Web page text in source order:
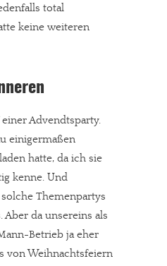
total
keine weiteren
Advendtsparty.
einigermaßen
hatte, da ich sie
kenne. Und
Themenpartys
da unsereins als
Betrieb ja eher
von Weihnachtsfeiern